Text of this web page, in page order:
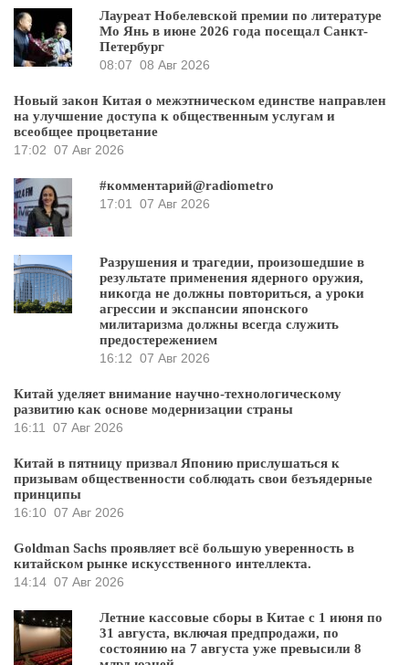
Лауреат Нобелевской премии по литературе
Мо Янь в июне 2026 года посещал Санкт-
Петербург
08:07 08 Авг 2026
Новый закон Китая о межэтническом единстве направлен
на улучшение доступа к общественным услугам и
всеобщее процветание
17:02 07 Авг 2026
#комментарий@radiometro
17:01
07 Авг 2026
Разрушения и трагедии, произошедшие в
результате применения ядерного оружия,
никогда не должны повториться, а уроки
агрессии и экспансии японского
милитаризма должны всегда служить
предостережением
16:12 07 Авг 2026
Китай уделяет внимание научно-технологическому
развитию как основе модернизации страны
16:11
07 Авг 2026
Китай в пятницу призвал Японию прислушаться к
призывам общественности соблюдать свои безъядерные
принципы
16:10 07 Авг 2026
Goldman Sachs проявляет всё большую уверенность в
китайском рынке искусственного интеллекта.
14:14 07 Авг 2026
Летние кассовые сборы в Китае с 1 июня по
31 августа, включая предпродажи, по
состоянию на 7 августа уже превысили 8